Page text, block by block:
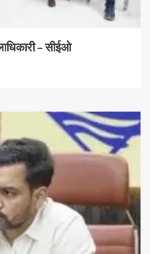
– सीईओ